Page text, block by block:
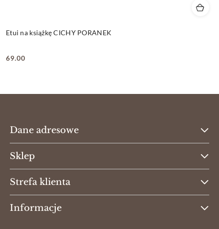
Etui na książkę CICHY PORANEK
Cena:
69.00
Dane adresowe
Sklep
Strefa klienta
Informacje